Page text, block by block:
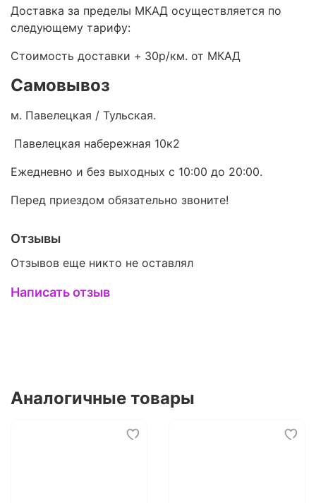
Доставка за пределы МКАД осуществляется по
следующему тарифу:
Стоимость доставки + 30р/км. от МКАД
Самовывоз
м. Павелецкая / Тульская.
Павелецкая набережная 10к2
Ежедневно и без выходных с 10:00 до 20:00.
Перед приездом обязательно звоните!
Отзывы
Отзывов еще никто не оставлял
Написать отзыв
Аналогичные товары